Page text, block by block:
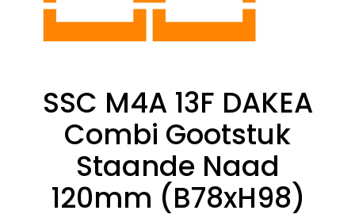
SSC M4A 13F DAKEA
Combi Gootstuk
Staande Naad
120mm (B78xH98)